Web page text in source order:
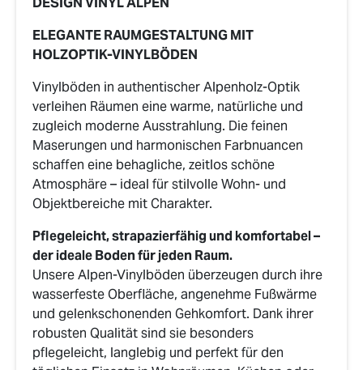
ELEGANTE RAUMGESTALTUNG MIT
HOLZOPTIK-VINYLBÖDEN
Vinylböden in authentischer Alpenholz-Optik
verleihen Räumen eine warme, natürliche und
zugleich moderne Ausstrahlung. Die feinen
Maserungen und harmonischen Farbnuancen
schaffen eine behagliche, zeitlos schöne
Atmosphäre – ideal für stilvolle Wohn- und
Objektbereiche mit Charakter.
Pflegeleicht, strapazierfähig und komfortabel –
der ideale Boden für jeden Raum.
Unsere Alpen-Vinylböden überzeugen durch ihre
wasserfeste Oberfläche, angenehme Fußwärme
und gelenkschonenden Gehkomfort. Dank ihrer
robusten Qualität sind sie besonders
pflegeleicht, langlebig und perfekt für den